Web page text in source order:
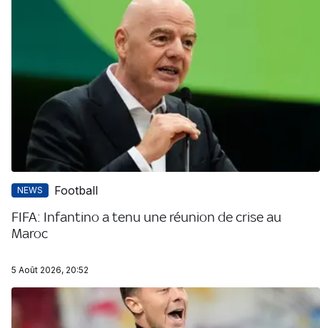
NEWS Football
FIFA: Infantino a tenu une réunion de crise au
Maroc
5 Août 2026, 20:52